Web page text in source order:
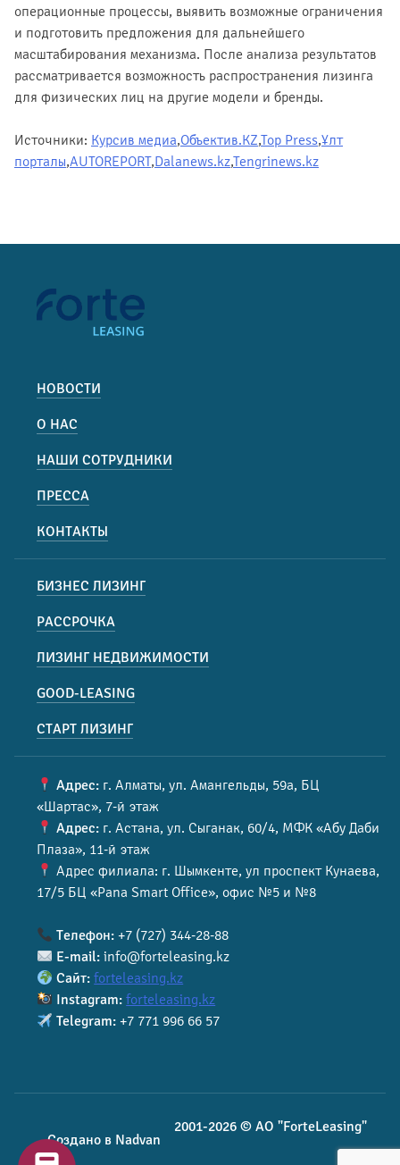
операционные процессы, выявить возможные ограничения
и подготовить предложения для дальнейшего
масштабирования механизма. После анализа результатов
рассматривается возможность распространения лизинга
для физических лиц на другие модели и бренды.
Источники: Курсив медиа,Объектив.KZ,Top Press,Ұлт
порталы,AUTOREPORT,Dalanews.kz,Tengrinews.kz
НОВОСТИ
О НАС
НАШИ СОТРУДНИКИ
ПРЕССА
КОНТАКТЫ
БИЗНЕС ЛИЗИНГ
РАССРОЧКА
ЛИЗИНГ НЕДВИЖИМОСТИ
GOOD-LEASING
СТАРТ ЛИЗИНГ
Адрес: г. Алматы, ул. Амангельды, 59а, БЦ
«Шартас», 7-й этаж
Адрес: г. Астана, ул. Сыганак, 60/4, МФК «Абу Даби
Плаза», 11-й этаж
Адрес филиала: г. Шымкенте, ул проспект Кунаева,
17/5 БЦ «Pana Smart Office», офис №5 и №8
Телефон: +7 (727) 344-28-88
E-mail: info@forteleasing.kz
Сайт: forteleasing.kz
Instagram: forteleasing.kz
Telegram: +7 771 996 66 57
Создано в Nadvan
2001-2026 © АО "ForteLeasing"